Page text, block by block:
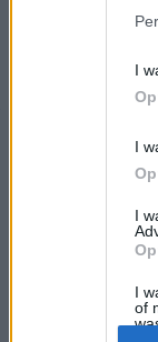
I
I
I
I
of